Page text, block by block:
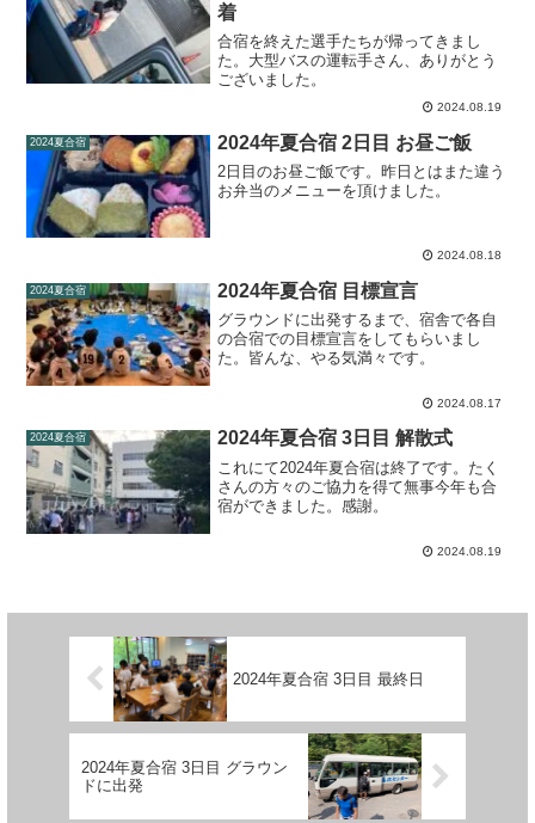
着
合宿を終えた選手たちが帰ってきまし
た。大型バスの運転手さん、ありがとう
ございました。
2024.08.19
2024夏合宿 2024年夏合宿 2日目 お昼ご飯
2日目のお昼ご飯です。昨日とはまた違う
お弁当のメニューを頂けました。
2024.08.18
2024夏合宿 2024年夏合宿 目標宣言
グラウンドに出発するまで、宿舎で各自
の合宿での目標宣言をしてもらいまし
た。皆んな、やる気満々です。
2024.08.17
2024夏合宿 2024年夏合宿 3日目 解散式
これにて2024年夏合宿は終了です。たく
さんの方々のご協力を得て無事今年も合
宿ができました。感謝。
2024.08.19
2024年夏合宿 3日目 最終日
2024年夏合宿 3日目 グラウン
ドに出発